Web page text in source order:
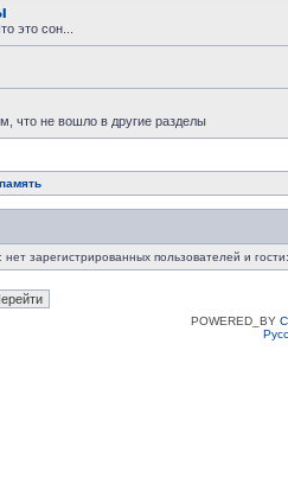
это сон...
что не вошло в другие разделы
зарегистрированных пользователей и
POWERED_BY